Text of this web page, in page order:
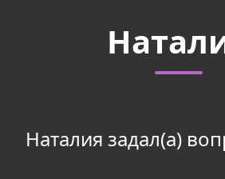
Наталия задал(а)